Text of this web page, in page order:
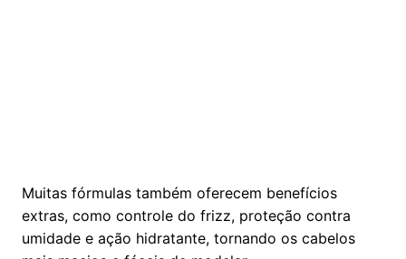
Muitas fórmulas também oferecem benefícios
extras, como controle do frizz, proteção contra
umidade e ação hidratante, tornando os cabelos